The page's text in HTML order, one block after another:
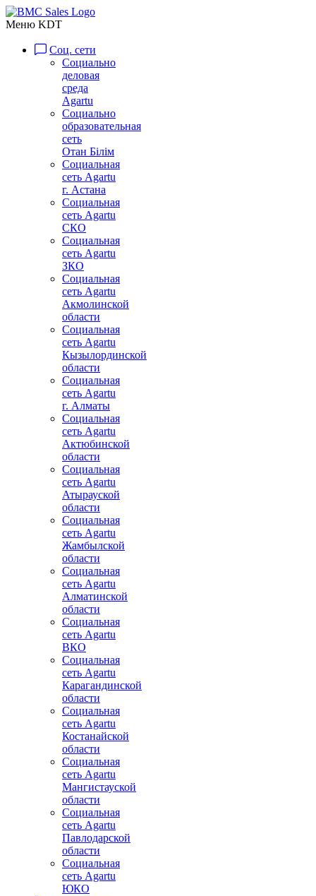
Меню KDT
Соц. сети
Социально
деловая
среда
Agartu
Социально
образовательная
сеть
Отан Бiлiм
Социальная
сеть Agartu
г. Астана
Социальная
сеть Agartu
СКО
Социальная
сеть Agartu
ЗКО
Социальная
сеть Agartu
Акмолинской
области
Социальная
сеть Agartu
Кызылординской
области
Социальная
сеть Agartu
г. Алматы
Социальная
сеть Agartu
Актюбинской
области
Социальная
сеть Agartu
Атырауской
области
Социальная
сеть Agartu
Жамбылской
области
Социальная
сеть Agartu
Алматинской
области
Социальная
сеть Agartu
ВКО
Социальная
сеть Agartu
Карагандинской
области
Социальная
сеть Agartu
Костанайской
области
Социальная
сеть Agartu
Мангистауской
области
Социальная
сеть Agartu
Павлодарской
области
Социальная
сеть Agartu
ЮКО